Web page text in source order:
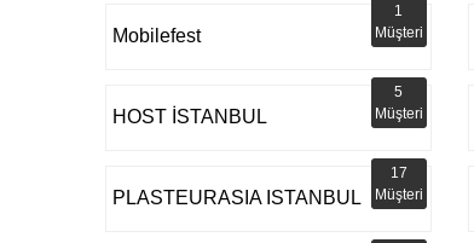
Mobilefest
1
Müşteri
HOST İSTANBUL
5
Müşteri
PLASTEURASIA ISTANBUL
17
Müşteri